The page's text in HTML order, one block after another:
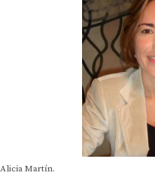
Alicia Martín.